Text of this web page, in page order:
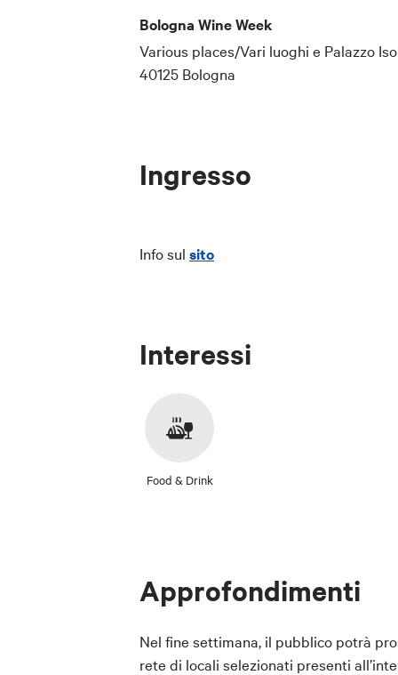
Bologna Wine Week
Various places/Vari luoghi e Palazzo
40125 Bologna
Ingresso
Info sul sito
Interessi
Food & Drink
Approfondimenti
Nel fine settimana, il pubblico potrà
rete di locali selezionati presenti